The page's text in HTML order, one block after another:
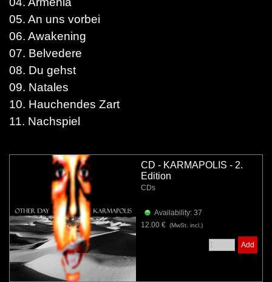
05. An uns vorbei
06. Awakening
07. Belvedere
08. Du gehst
09. Natales
10. Hauchendes Zart
11. Nachspiel
CD - KARMAPOLIS - 2.
Edition
CDs
Availability: 37
12.00 € (MwSt. incl.)
Add